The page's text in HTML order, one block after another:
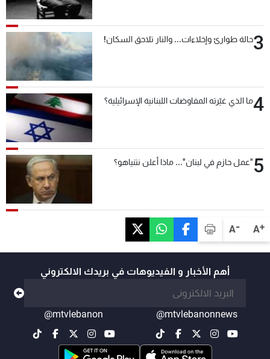
A+
A-
3حالة طوارئ وإخلاءات... والنار تلاحق السكان!
4ما الذي غيّرته المفاوضات اللبنانية الإسرائيلية؟
5"عمل حازم في لبنان"... ماذا أعلن نتنياهو؟
أهم الأخبار و الفيديوهات في بريدك الالكتروني
@mtvlebanonnews
@mtvlebanon